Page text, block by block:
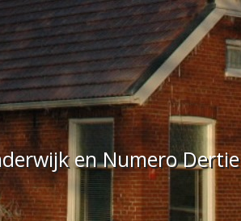
en Numero